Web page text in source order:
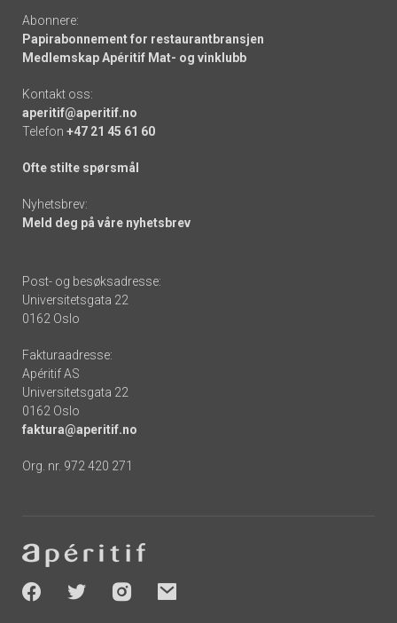
Abonnere:
Papirabonnement for restaurantbransjen
Medlemskap Apéritif Mat- og vinklubb
Kontakt oss:
aperitif@aperitif.no
Telefon +47 21 45 61 60
Ofte stilte spørsmål
Nyhetsbrev:
Meld deg på våre nyhetsbrev
Post- og besøksadresse:
Universitetsgata 22
0162 Oslo
Fakturaadresse:
Apéritif AS
Universitetsgata 22
0162 Oslo
faktura@aperitif.no
Org. nr. 972 420 271
-
socials